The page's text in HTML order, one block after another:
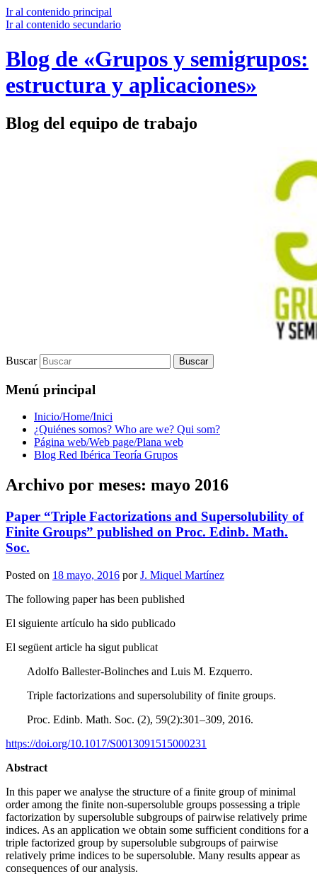
Ir al contenido principal
Ir al contenido secundario
Blog de «Grupos y semigrupos:
estructura y aplicaciones»
Blog del equipo de trabajo
Buscar
Menú principal
Inicio/Home/Inici
¿Quiénes somos? Who are we? Qui som?
Página web/Web page/Plana web
Blog Red Ibérica Teoría Grupos
Archivo por meses: mayo 2016
Paper “Triple Factorizations and Supersolubility of
Finite Groups” published on Proc. Edinb. Math.
Soc.
Posted on 18 mayo, 2016 porJ. Miquel Martínez
The following paper has been published
El siguiente artículo ha sido publicado
El següent article ha sigut publicat
Adolfo Ballester-Bolinches and Luis M. Ezquerro.
Triple factorizations and supersolubility of finite groups.
Proc. Edinb. Math. Soc. (2), 59(2):301–309, 2016.
https://doi.org/10.1017/S0013091515000231
Abstract
In this paper we analyse the structure of a finite group of minimal
order among the finite non-supersoluble groups possessing a triple
factorization by supersoluble subgroups of pairwise relatively prime
indices. As an application we obtain some sufficient conditions for a
triple factorized group by supersoluble subgroups of pairwise
relatively prime indices to be supersoluble. Many results appear as
consequences of our analysis.